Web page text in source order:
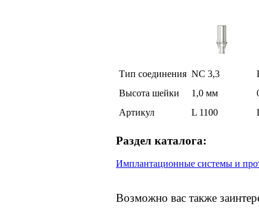
Тип соединения NC 3,3
Высота шейки
1,0 мм
Артикул
L 1100
Раздел каталога:
Имплантационные системы и
Возможно вас также